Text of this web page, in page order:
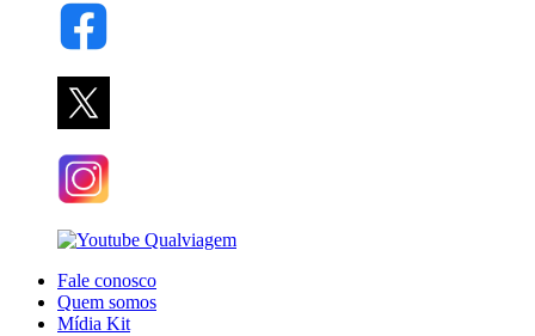
Fale conosco
Quem somos
Mídia Kit